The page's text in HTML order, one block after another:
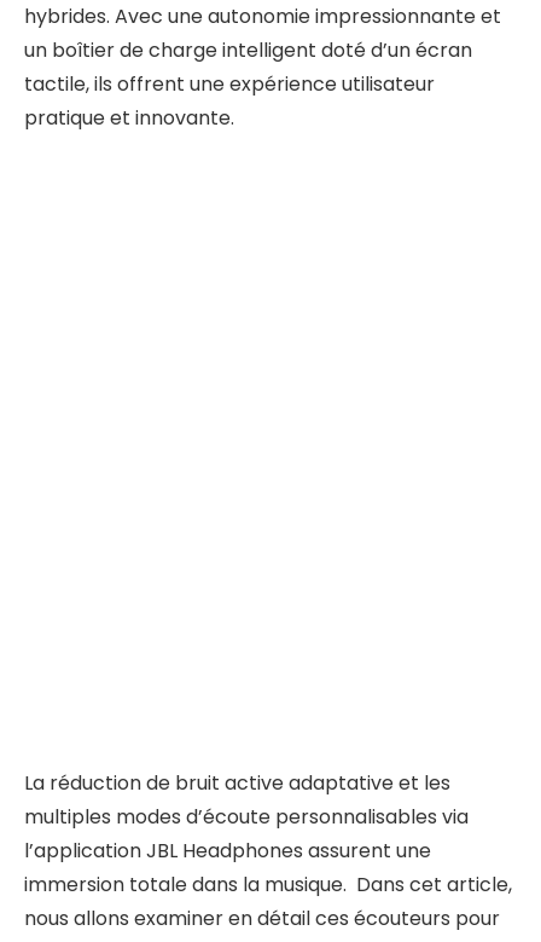
hybrides. Avec une autonomie impressionnante et
un boîtier de charge intelligent doté d’un écran
tactile, ils offrent une expérience utilisateur
pratique et innovante.
La réduction de bruit active adaptative et les
multiples modes d’écoute personnalisables via
l’application JBL Headphones assurent une
immersion totale dans la musique. Dans cet article,
nous allons examiner en détail ces écouteurs pour